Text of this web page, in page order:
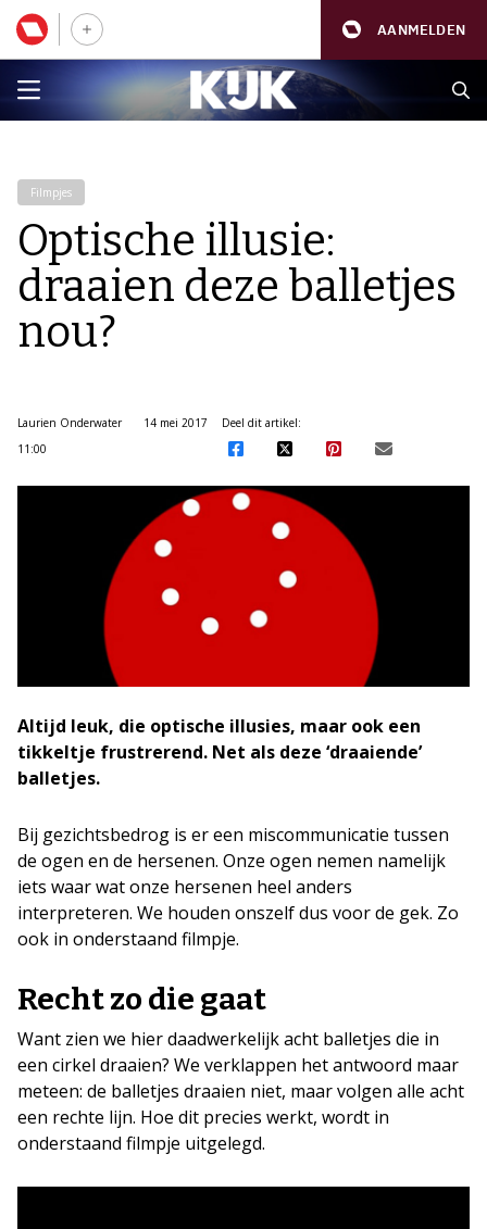
AANMELDEN
Filmpjes
Optische illusie:
draaien deze balletjes
nou?
Laurien Onderwater
14 mei 2017
11:00
Deel dit artikel:
Altijd leuk, die optische illusies, maar ook een
tikkeltje frustrerend. Net als deze ‘draaiende’
balletjes.
Bij gezichtsbedrog is er een miscommunicatie tussen
de ogen en de hersenen. Onze ogen nemen namelijk
iets waar wat onze hersenen heel anders
interpreteren. We houden onszelf dus voor de gek. Zo
ook in onderstaand filmpje.
Recht zo die gaat
Want zien we hier daadwerkelijk acht balletjes die in
een cirkel draaien? We verklappen het antwoord maar
meteen: de balletjes draaien niet, maar volgen alle acht
een rechte lijn. Hoe dit precies werkt, wordt in
onderstaand filmpje uitgelegd.